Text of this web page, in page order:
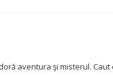
aventura şi misterul. Caut